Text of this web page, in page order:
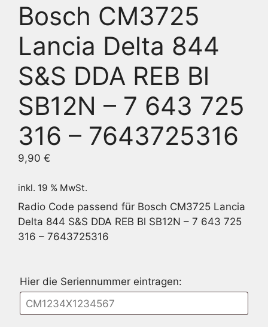
Bosch CM3725
Lancia Delta 844
S&S DDA REB Bl
SB12N – 7 643 725
316 – 7643725316
9,90 €
inkl. 19 % MwSt.
Radio Code passend für Bosch CM3725 Lancia
Delta 844 S&S DDA REB Bl SB12N – 7 643 725
316 – 7643725316
Hier die Seriennummer eintragen: